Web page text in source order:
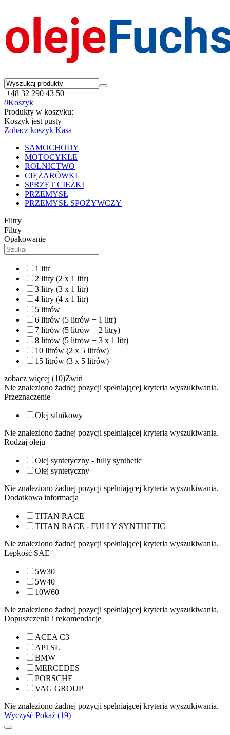
+48 32 290 43 50
0Koszyk
Produkty w koszyku:
Koszyk jest pusty
Zobacz koszyk Kasa
SAMOCHODY
MOTOCYKLE
ROLNICTWO
CIĘŻARÓWKI
SPRZĘT CIEŻKI
PRZEMYSŁ
PRZEMYSŁ SPOŻYWCZY
Filtry
Filtry
Opakowanie
1 litr
2 litry (2 x 1 litr)
3 litry (3 x 1 litr)
4 litry (4 x 1 litr)
5 litrów
6 litrów (5 litrów + 1 litr)
7 litrów (5 litrów + 2 litry)
8 litrów (5 litrów + 3 x 1 litr)
10 litrów (2 x 5 litrów)
15 litrów (3 x 5 litrów)
zobacz więcej (10)Zwiń
Nie znaleziono żadnej pozycji spełniającej kryteria wyszukiwania.
Przeznaczenie
Olej silnikowy
Nie znaleziono żadnej pozycji spełniającej kryteria wyszukiwania.
Rodzaj oleju
Olej syntetyczny - fully synthetic
Olej syntetyczny
Nie znaleziono żadnej pozycji spełniającej kryteria wyszukiwania.
Dodatkowa informacja
TITAN RACE
TITAN RACE - FULLY SYNTHETIC
Nie znaleziono żadnej pozycji spełniającej kryteria wyszukiwania.
Lepkość SAE
5W30
5W40
10W60
Nie znaleziono żadnej pozycji spełniającej kryteria wyszukiwania.
Dopuszczenia i rekomendacje
ACEA C3
API SL
BMW
MERCEDES
PORSCHE
VAG GROUP
Nie znaleziono żadnej pozycji spełniającej kryteria wyszukiwania.
Wyczyść Pokaż (19)